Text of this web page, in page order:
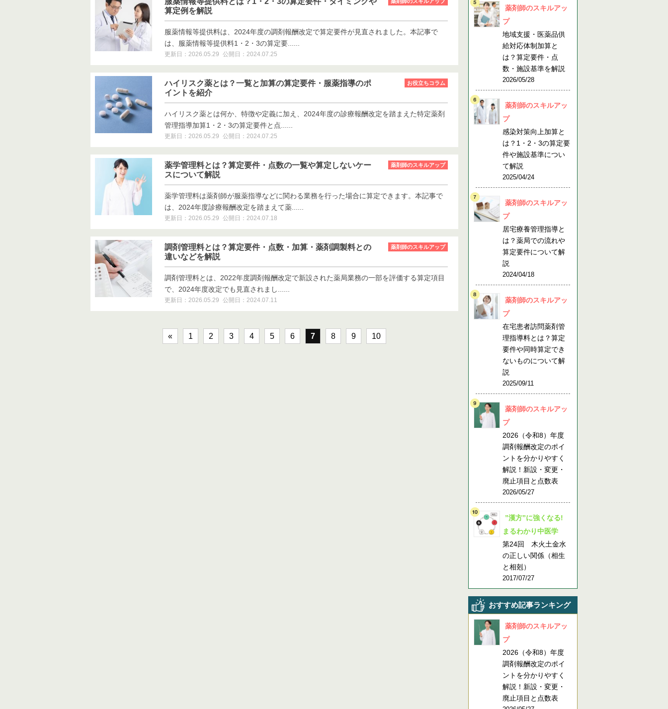
算定例を解説
服薬情報等提供料は、2024年度の調剤報酬改定で算定要件が見直されました。本記事で
は、服薬情報等提供料1・2・3の算定要......
更新日：2026.05.29 公開日：2024.07.25
お役立ちコラム
ハイリスク薬とは？一覧と加算の算定要件・服薬指導のポ
イントを紹介
ハイリスク薬とは何か、特徴や定義に加え、2024年度の診療報酬改定を踏まえた特定薬剤
管理指導加算1・2・3の算定要件と点......
更新日：2026.05.29 公開日：2024.07.25
薬剤師のスキルアップ
薬学管理料とは？算定要件・点数の一覧や算定しないケー
スについて解説
薬学管理料は薬剤師が服薬指導などに関わる業務を行った場合に算定できます。本記事で
は、2024年度診療報酬改定を踏まえて薬......
更新日：2026.05.29 公開日：2024.07.18
薬剤師のスキルアップ
調剤管理料とは？算定要件・点数・加算・薬剤調製料との
違いなどを解説
調剤管理料とは、2022年度調剤報酬改定で新設された薬局業務の一部を評価する算定項目
で、2024年度改定でも見直されまし......
更新日：2026.05.29 公開日：2024.07.11
« 1 2 3 4 5 6 7 8 9 10
薬剤師のスキルアッ
プ
地域支援・医薬品供
給対応体制加算と
は？算定要件・点
数・施設基準を解説
2026/05/28
薬剤師のスキルアッ
プ
感染対策向上加算と
は？1・2・3の算定要
件や施設基準につい
て解説
2025/04/24
薬剤師のスキルアッ
プ
居宅療養管理指導と
は？薬局での流れや
算定要件について解
説
2024/04/18
薬剤師のスキルアッ
プ
在宅患者訪問薬剤管
理指導料とは？算定
要件や同時算定でき
ないものについて解
説
2025/09/11
薬剤師のスキルアッ
プ
2026（令和8）年度
調剤報酬改定のポイ
ントを分かりやすく
解説！新設・変更・
廃止項目と点数表
2026/05/27
”漢方”に強くなる!
まるわかり中医学
第24回 木火土金水
の正しい関係（相生
と相剋）
2017/07/27
おすすめ記事ランキング
薬剤師のスキルアッ
プ
2026（令和8）年度
調剤報酬改定のポイ
ントを分かりやすく
解説！新設・変更・
廃止項目と点数表